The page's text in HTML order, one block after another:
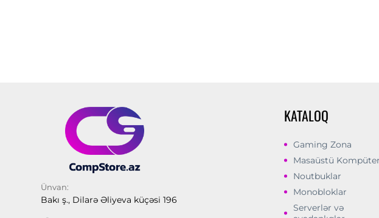
Ünvan:
Bakı ş., Dilarə Əliyeva küçəsi 196
KATALOQ
Gaming Zona
Masaüstü
Noutbuklar
Monobloklar
Serverlər və